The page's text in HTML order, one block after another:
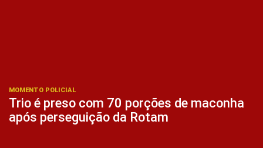
MOMENTO POLICIAL
Trio é preso com 70 porções de maconha
após perseguição da Rotam